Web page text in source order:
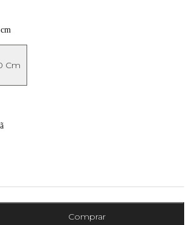
Cm
Comprar